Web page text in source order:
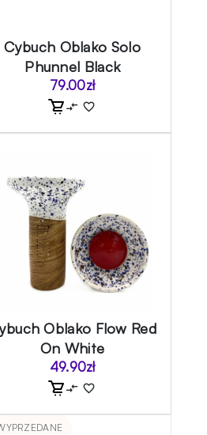
Cybuch Oblako Solo
Phunnel Black
79.00zł
Oblako Flow Red
On White
49.90zł